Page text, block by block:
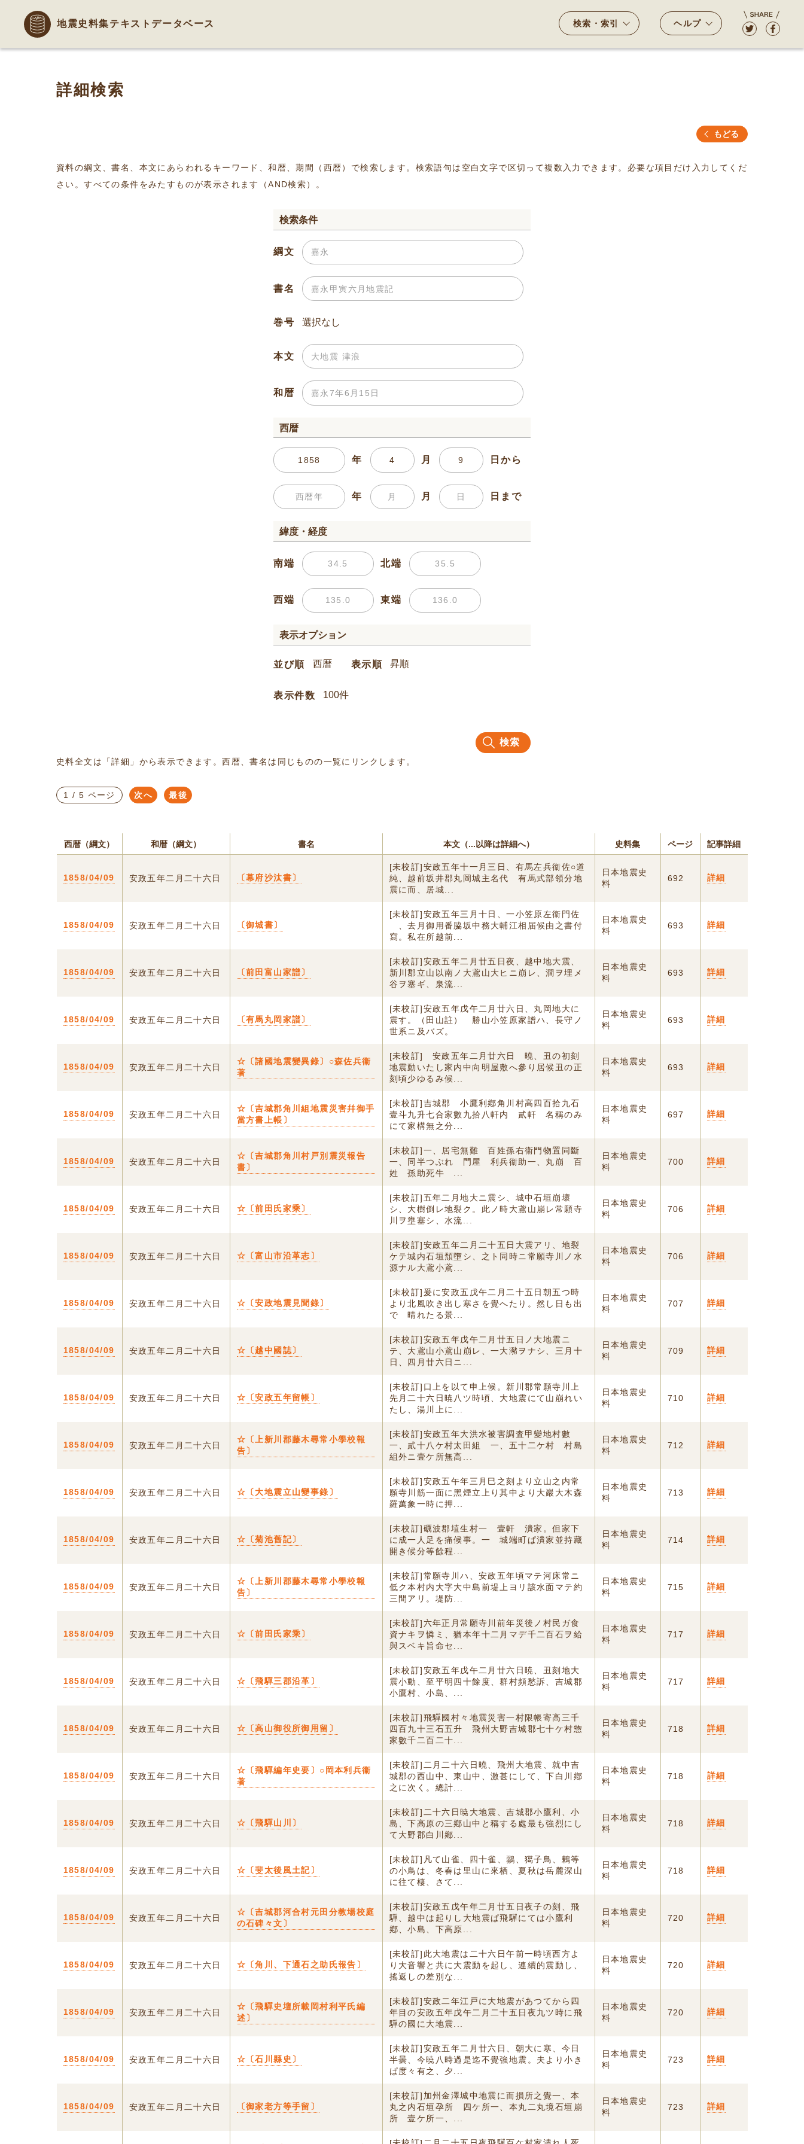
地震史料集テキストデータベース 検索・索引 ヘルプ
詳細検索
もどる
資料の綱文、書名、本文にあらわれるキーワード、和暦、期間（西暦）で検索します。検索語句は空白文字で区切って複数入力できます。必要な項目だけ入力してくだ
さい。すべての条件をみたすものが表示されます（AND検索）。
検索条件
綱文
書名
巻号
本文
和暦
西暦
年 月 日から
年 月 日まで
緯度・経度
南端 北端
西端 東端
表示オプション
並び順 表示順
表示件数
検索
史料全文は「詳細」から表示できます。西暦、書名は同じものの一覧にリンクします。
1 / 5 ページ 次へ 最後
西暦（綱文） 和暦（綱文） 書名 本文（...以降は詳細へ） 史料集 ページ 記事詳細
1858/04/09 安政五年二月二十六日 〔幕府沙汰書〕
[未校訂]安政五年十一月三日、有馬左兵衞佐○道
純、越前坂井郡丸岡城主名代 有馬式部領分地
震に而、居城...
日本地震史
料
692 詳細
1858/04/09 安政五年二月二十六日 〔御城書〕
[未校訂]安政五年三月十日、一小笠原左衞門佐
ゟ、去月御用番脇坂中務大輔江相届候由之書付
寫。私在所越前...
日本地震史
料
693 詳細
1858/04/09 安政五年二月二十六日 〔前田富山家譜〕
[未校訂]安政五年二月廿五日夜、越中地大震、
新川郡立山以南ノ大鳶山大ヒニ崩レ、澗ヲ埋メ
谷ヲ塞ギ、泉流...
日本地震史
料
693 詳細
1858/04/09 安政五年二月二十六日 〔有馬丸岡家譜〕
[未校訂]安政五年戊午二月廿六日、丸岡地大に
震す。（田山註） 勝山小笠原家譜ハ、長守ノ
世系ニ及バズ。
日本地震史
料
693 詳細
1858/04/09 安政五年二月二十六日
☆〔諸國地震變異錄〕○森佐兵衞
著
[未校訂] 安政五年二月廿六日 曉、丑の初刻
地震動いたし家内中向明屋敷へ參り居候丑の正
刻頃少ゆるみ候...
日本地震史
料
693 詳細
1858/04/09 安政五年二月二十六日
☆〔吉城郡角川組地震災害幷御手
當方書上帳〕
[未校訂]吉城郡 小鷹利鄕角川村高四百拾九石
壹斗九升七合家數九拾八軒内 貳軒 名稱のみ
にて家構無之分...
日本地震史
料
697 詳細
1858/04/09 安政五年二月二十六日
☆〔吉城郡角川村戸別震災報告
書〕
[未校訂]一、居宅無難 百姓孫右衞門物置同斷
一、同半つぶれ 門屋 利兵衞助一、丸崩 百
姓 孫助死牛 ...
日本地震史
料
700 詳細
1858/04/09 安政五年二月二十六日 ☆〔前田氏家乘〕
[未校訂]五年二月地大ニ震シ、城中石垣崩壞
シ、大樹倒レ地裂ク。此ノ時大鳶山崩レ常願寺
川ヲ壅塞シ、水流...
日本地震史
料
706 詳細
1858/04/09 安政五年二月二十六日 ☆〔富山市沿革志〕
[未校訂]安政五年二月二十五日大震アリ、地裂
ケテ城内石垣頽墮シ、之ト同時ニ常願寺川ノ水
源ナル大鳶小鳶...
日本地震史
料
706 詳細
1858/04/09 安政五年二月二十六日 ☆〔安政地震見聞錄〕
[未校訂]爰に安政五戊午二月二十五日朝五つ時
より北風吹き出し寒さを覺へたり。然し日も出
でゝ晴れたる景...
日本地震史
料
707 詳細
1858/04/09 安政五年二月二十六日 ☆〔越中國誌〕
[未校訂]安政五年戊午二月廿五日ノ大地震ニ
テ、大鳶山小鳶山崩レ、一大瀦ヲナシ、三月十
日、四月廿六日ニ...
日本地震史
料
709 詳細
1858/04/09 安政五年二月二十六日 ☆〔安政五年留帳〕
[未校訂]口上を以て申上候。新川郡常願寺川上
先月二十六日暁八ツ時頃、大地震にて山崩れい
たし、湯川上に...
日本地震史
料
710 詳細
1858/04/09 安政五年二月二十六日
☆〔上新川郡藤木尋常小學校報
告〕
[未校訂]安政五年大洪水被害調査甲變地村數
一、貳十八ケ村太田組 一、五十二ケ村 村島
組外ニ壹ケ所無高...
日本地震史
料
712 詳細
1858/04/09 安政五年二月二十六日 ☆〔大地震立山變事錄〕
[未校訂]安政五午年三月巳之刻より立山之内常
願寺川筋一面に黑煙立上り其中より大巖大木森
羅萬象一時に押...
日本地震史
料
713 詳細
1858/04/09 安政五年二月二十六日 ☆〔菊池舊記〕
[未校訂]礪波郡埴生村一 壹軒 潰家。但家下
に成一人足を痛候事。一 城端町ぱ潰家並持藏
開き候分等餘程...
日本地震史
料
714 詳細
1858/04/09 安政五年二月二十六日
☆〔上新川郡藤木尋常小學校報
告〕
[未校訂]常願寺川ハ、安政五年頃マテ河床常ニ
低ク本村内大字大中島前堤上ヨリ該水面マテ約
三間アリ。堤防...
日本地震史
料
715 詳細
1858/04/09 安政五年二月二十六日 ☆〔前田氏家乘〕
[未校訂]六年正月常願寺川前年災後ノ村民ガ食
資ナキヲ憐ミ、猶本年十二月マデ千二百石ヲ給
與スベキ旨命セ...
日本地震史
料
717 詳細
1858/04/09 安政五年二月二十六日 ☆〔飛驒三郡沿革〕
[未校訂]安政五年戊午二月廿六日暁、丑刻地大
震小動、至平明四十餘度、群村頻愁訴、吉城郡
小鷹村、小島、...
日本地震史
料
717 詳細
1858/04/09 安政五年二月二十六日 ☆〔高山御役所御用留〕
[未校訂]飛驒國村々地震災害一村限帳寄高三千
四百九十三石五升 飛州大野吉城郡七十ケ村惣
家數千二百二十...
日本地震史
料
718 詳細
1858/04/09 安政五年二月二十六日
☆〔飛驒編年史要〕○岡本利兵衞
著
[未校訂]二月二十六日曉、飛州大地震、就中吉
城郡の西山中、東山中、激甚にして、下白川鄕
之に次く。總計...
日本地震史
料
718 詳細
1858/04/09 安政五年二月二十六日 ☆〔飛驒山川〕
[未校訂]二十六日暁大地震、吉城郡小鷹利、小
島、下高原の三鄕山中と稱する處最も強烈にし
て大野郡白川鄕...
日本地震史
料
718 詳細
1858/04/09 安政五年二月二十六日 ☆〔斐太後風土記〕
[未校訂]凡て山雀、四十雀、鶸、獦子鳥、鶫等
の小鳥は、冬春は里山に來栖、夏秋は岳麓深山
に往て棲、さて...
日本地震史
料
718 詳細
1858/04/09 安政五年二月二十六日
☆〔吉城郡河合村元田分教場校庭
の石碑々文〕
[未校訂]安政五戊午年二月廿五日夜子の刻、飛
驒、越中は起りし大地震ぱ飛驒にては小鷹利
鄕、小島、下高原...
日本地震史
料
720 詳細
1858/04/09 安政五年二月二十六日 ☆〔角川、下通石之助氏報告〕
[未校訂]此大地震は二十六日午前一時頃西方よ
り大音響と共に大震動を起し、連續的震動し、
搖返しの差別な...
日本地震史
料
720 詳細
1858/04/09 安政五年二月二十六日
☆〔飛驒史壇所載岡村利平氏編
述〕
[未校訂]安政二年江戸に大地震があつてから四
年目の安政五年戊午二月二十五日夜九ツ時に飛
驒の國に大地震...
日本地震史
料
720 詳細
1858/04/09 安政五年二月二十六日 ☆〔石川縣史〕
[未校訂]安政五年二月廿六日、朝大に寒、今日
半曇、今暁八時過是迄不覺強地震。夫より小き
ぱ度々有之、夕...
日本地震史
料
723 詳細
1858/04/09 安政五年二月二十六日 〔御家老方等手留〕
[未校訂]加州金澤城中地震に而損所之覺一、本
丸之内石垣孕所 四ケ所一、本丸二丸境石垣崩
所 壹ケ所一、...
日本地震史
料
723 詳細